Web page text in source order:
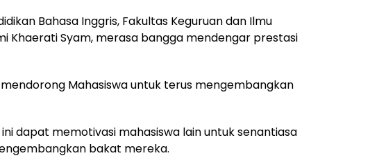
Bahasa Inggris, Fakultas Keguruan dan Ilmu
Khaerati Syam, merasa bangga mendengar prestasi
Mahasiswa untuk terus mengembangkan
dapat memotivasi mahasiswa lain untuk senantiasa
bakat mereka.